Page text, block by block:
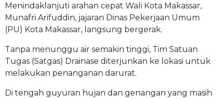
Menindaklanjuti arahan cepat Wali Kota Makassar,
Munafri Arifuddin, jajaran Dinas Pekerjaan Umum
(PU) Kota Makassar, langsung bergerak.
Tanpa menunggu air semakin tinggi, Tim Satuan
Tugas (Satgas) Drainase diterjunkan ke lokasi untuk
melakukan penanganan darurat.
Di tengah guyuran hujan dan genangan yang masih